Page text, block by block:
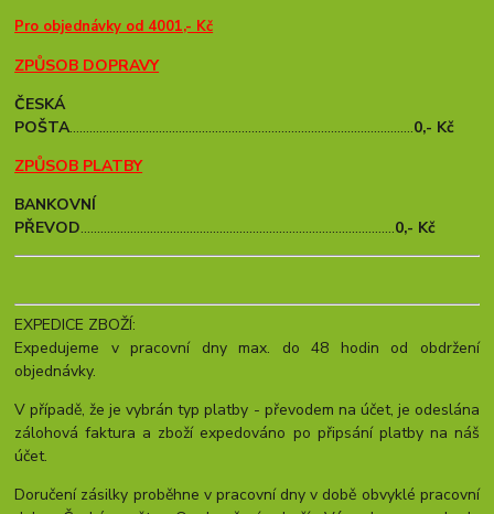
Pro objednávky od 4001,- Kč
ZPŮSOB DOPRAVY
ČESKÁ
POŠTA........................................................................................................0,- Kč
ZPŮSOB PLATBY
BANKOVNÍ
PŘEVOD...............................................................................................0,- Kč
EXPEDICE ZBOŽÍ:
Expedujeme v pracovní dny max. do 48 hodin od obdržení
objednávky.
V případě, že je vybrán typ platby - převodem na účet, je odeslána
zálohová faktura a zboží expedováno po připsání platby na náš
účet.
Doručení zásilky proběhne v pracovní dny v době obvyklé pracovní